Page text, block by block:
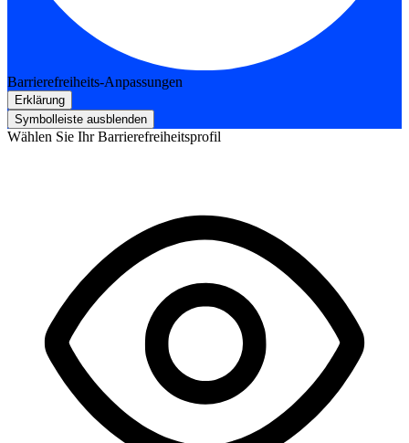
Barrierefreiheits-Anpassungen
Erklärung
Symbolleiste ausblenden
Wählen Sie Ihr Barrierefreiheitsprofil